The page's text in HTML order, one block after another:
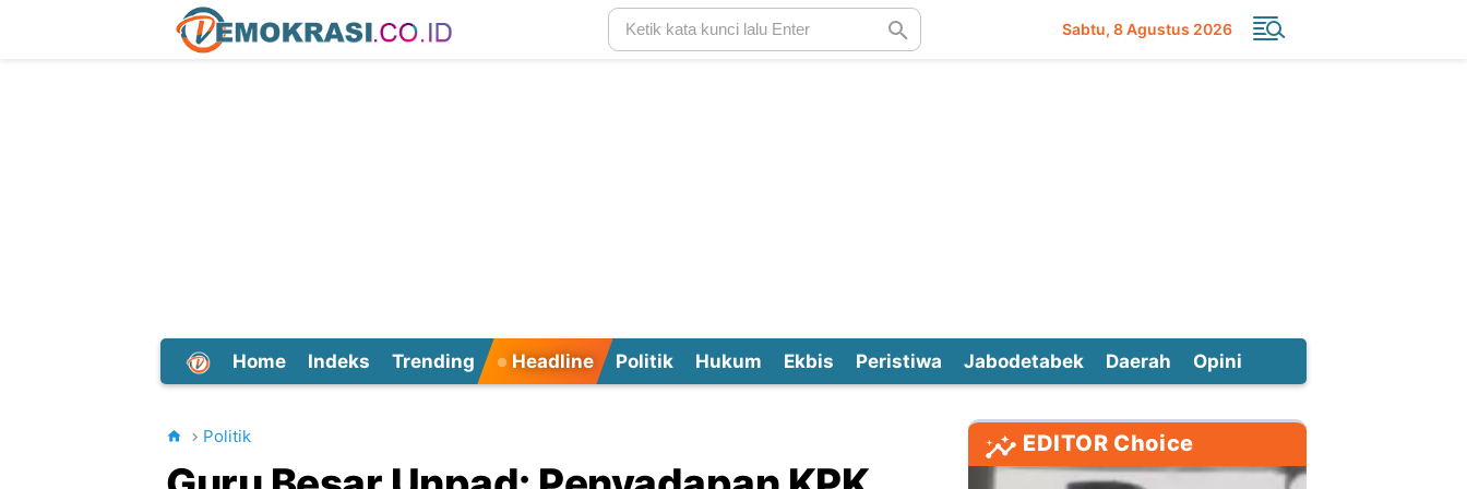
Sabtu 8 Agustus 2026
Home Indeks Trending Headline Politik Hukum Ekbis Peristiwa Jabodetabek Daerah Opini
Politik EDITOR Choice